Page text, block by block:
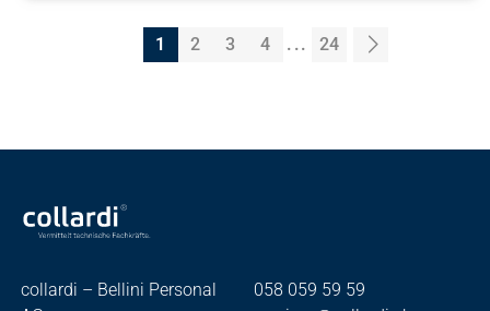
Seite 1
1
Seite 2
2
Seite 3
3
Seite 4
4 ...
Seite 24
24
Vorwärts
collardi – Bellini Personal
058 059 59 59